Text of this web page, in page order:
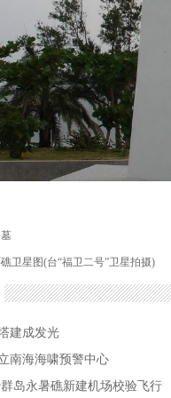
卫星图(台“福卫二号”卫星拍摄)
建成发光
南海海啸预警中心
岛永暑礁新建机场校验飞行